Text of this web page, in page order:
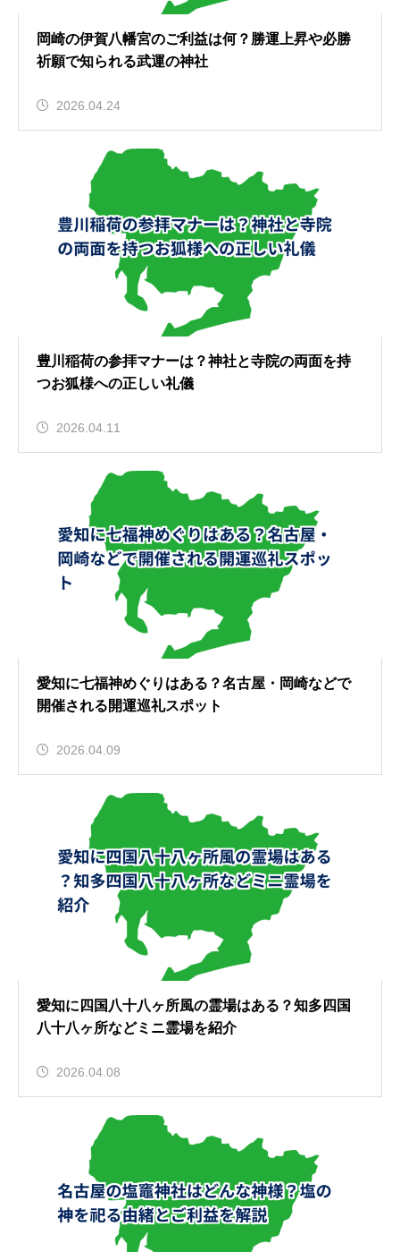
岡崎の伊賀八幡宮のご利益は何？勝運上昇や必勝
祈願で知られる武運の神社
2026.04.24
豊川稲荷の参拝マナーは？神社と寺院の両面を持
つお狐様への正しい礼儀
2026.04.11
愛知に七福神めぐりはある？名古屋・岡崎などで
開催される開運巡礼スポット
2026.04.09
愛知に四国八十八ヶ所風の霊場はある？知多四国
八十八ヶ所などミニ霊場を紹介
2026.04.08